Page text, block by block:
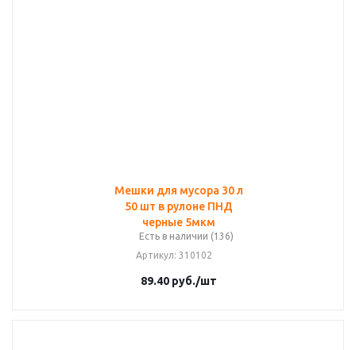
Мешки для мусора 30 л
50 шт в рулоне ПНД
черные 5мкм
Есть в наличии (136)
Артикул: 310102
89.40руб./шт